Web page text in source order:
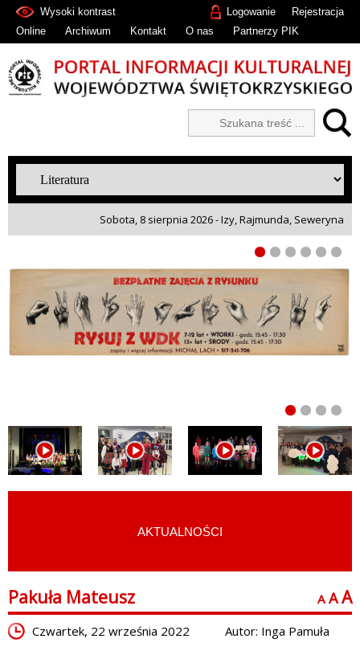
Rejestracja
Logowanie
Wysoki kontrast
Online
Archiwum Kontakt O nas Partnerzy PIK
Sobota, 8 sierpnia 2026 - Izy, Rajmunda, Seweryna
AKTUALNOŚCI
Pakuła Mateusz A A A
Czwartek, 22 września 2022 Autor: Inga Pamuła